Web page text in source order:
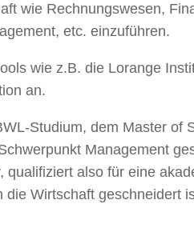
wie Rechnungswesen,
etc. einzuführen.
wie z.B. die Lorange
an.
Studium, dem Master of
Management
qualifiziert also für eine
Wirtschaft geschneidert